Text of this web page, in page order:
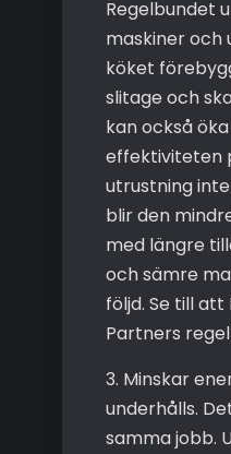
Regelbundet
maskiner och
köket
slitage och
kan också öka
effektiviteten
utrustning
blir den
med längre
och sämre
följd. Se till att
Partners
3. Minskar
underhålls.
samma jobb.